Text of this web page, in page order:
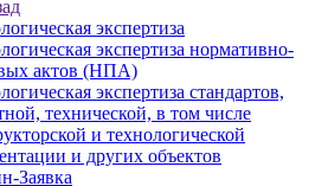
экспертиза
экспертиза нормативно-
актов (НПА)
экспертиза стандартов,
технической, в том числе
и технологической
и других объектов
Заявка